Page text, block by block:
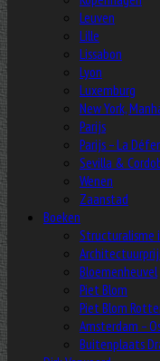
Leuven
Lille
Lissabon
Lyon
Luxemburg
New York,
Parijs
Parijs – La
Sevilla &
Wenen
Zaanstad
Boeken
Structuralisme
Bloemenheuvel
Piet Blom
Piet Blom
Amsterdam –
Buitenplaats